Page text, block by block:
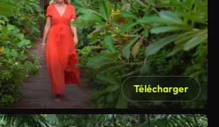
Télécharger